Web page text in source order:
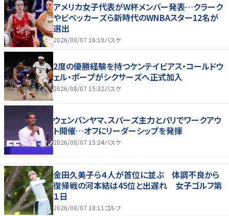
アメリカ女子代表がW杯メンバー発表…クラーク
やビベッカーズら新時代のWNBAスター12名が
選出
2026/08/07 16:19バスケ
2度の優勝経験を持つケンテイビアス・コールドウ
ェル・ポープがシクサーズへ正式加入
2026/08/07 15:32バスケ
ウェンバンヤマ、スパーズ主力とパリでワークアウ
ト開催…オフにリーダーシップを発揮
2026/08/07 15:24バスケ
金田久美子ら４人が首位に並ぶ 体調不良から
復帰戦の河本結は45位と出遅れ 女子ゴルフ第
１日
2026/08/07 18:11 ゴルフ